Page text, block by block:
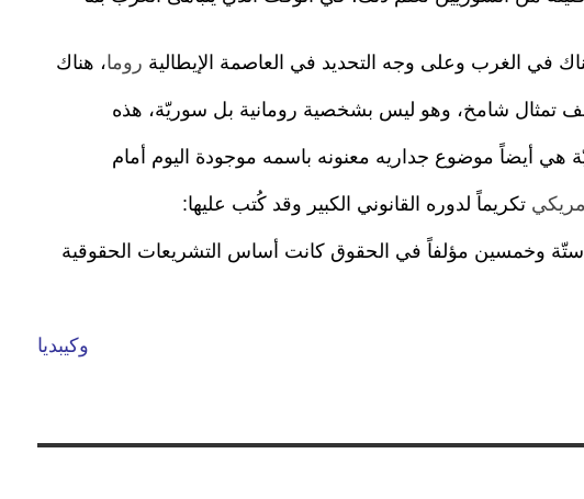
في الغرب وعلى وجه التحديد في العاصمة الإيطالية روما، هناك
تمثال شامخ، وهو ليس بشخصية رومانية بل سوريّة، هذه
هي أيضاً موضوع جداريه معنونه باسمه موجودة اليوم أمام
تكريماً لدوره القانوني الكبير وقد كُتب عليها:
وخمسين مؤلفاً في الحقوق كانت أساس التشريعات الحقوقية
وكيبديا